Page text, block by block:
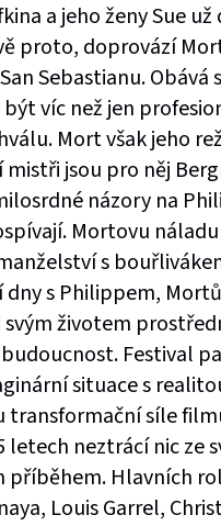
a jeho ženy Sue
proto, doprovází
Sebastianu. Obává
víc než jen
Mort však jeho
jsou pro něj
názory na
Mortovu
s
s Philippem,
svým životem
Festival
situace s
síle
letech neztrácí nic ze
Hlavních
Louis Garrel,